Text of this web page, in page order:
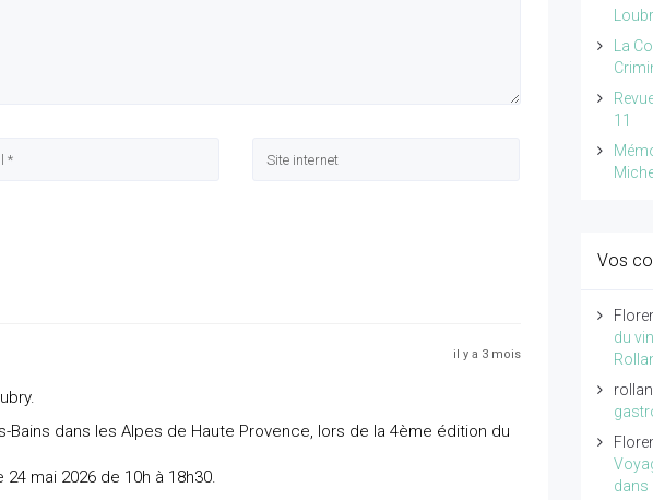
il y a 3 mois
Bains dans les Alpes de Haute Provence, lors de la 4ème édition du
mai 2026 de 10h à 18h30.
La
11
Vos
du
dans